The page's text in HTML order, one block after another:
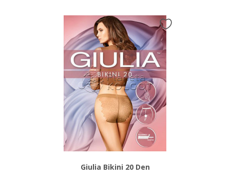
Giulia Bikini 20 Den